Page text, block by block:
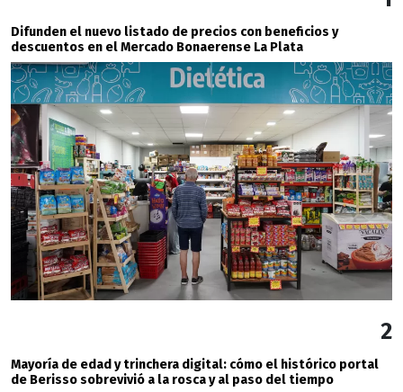
Difunden el nuevo listado de precios con beneficios y
descuentos en el Mercado Bonaerense La Plata
2
Mayoría de edad y trinchera digital: cómo el histórico portal
de Berisso sobrevivió a la rosca y al paso del tiempo